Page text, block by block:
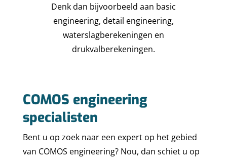
Denk dan bijvoorbeeld aan basic
engineering, detail engineering,
waterslagberekeningen en
drukvalberekeningen.
COMOS engineering
specialisten
Bent u op zoek naar een expert op het gebied
van COMOS engineering? Nou, dan schiet u op